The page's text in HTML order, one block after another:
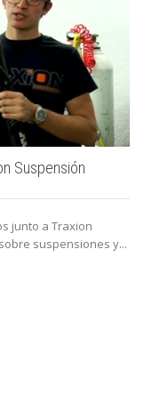
Suspensión
junto a Traxion
suspensiones y...